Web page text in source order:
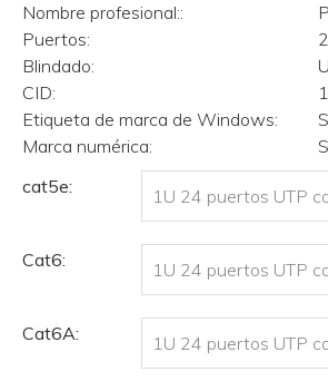
Nombre profesional::
Puertos:
Blindado:
CID:
Etiqueta de marca de Windows:
Marca numérica:
cat5e:
1U 24 puertos UTP
Cat6: 1U 24 puertos UTP
Cat6A: 1U 24 puertos UTP